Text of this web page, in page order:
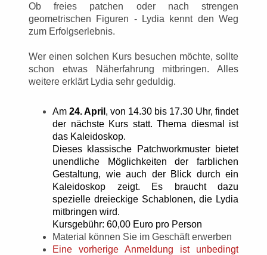
Ob freies patchen oder nach strengen
geometrischen Figuren - Lydia kennt den Weg
zum Erfolgserlebnis.
Wer einen solchen Kurs besuchen möchte, sollte
schon etwas Näherfahrung mitbringen. Alles
weitere erklärt Lydia sehr geduldig.
Am 24. April , von 14.30 bis 17.30 Uhr, findet
der nächste Kurs statt. Thema diesmal ist
das Kaleidoskop.
Dieses klassische Patchworkmuster bietet
unendliche Möglichkeiten der farblichen
Gestaltung, wie auch der Blick durch ein
Kaleidoskop zeigt. Es braucht dazu
spezielle dreieckige Schablonen, die Lydia
mitbringen wird.
Kursgebühr: 60,00 Euro pro Person
Material können Sie im Geschäft erwerben
Eine vorherige Anmeldung ist unbedingt